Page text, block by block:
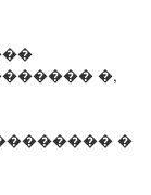
�,
�